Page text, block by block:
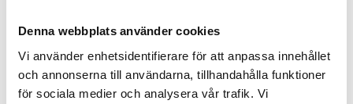
Denna webbplats använder cookies
Vi använder enhetsidentifierare för att anpassa innehållet
och annonserna till användarna, tillhandahålla funktioner
för sociala medier och analysera vår trafik. Vi
Arvostele tuotteita
Toivelistat
LUO ASIAKAS